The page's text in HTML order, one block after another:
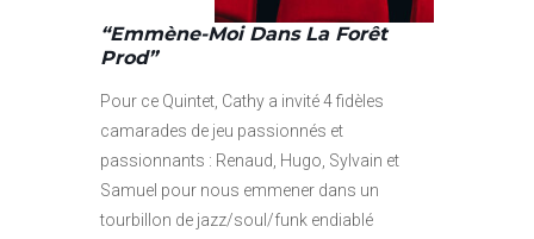
“Emmène-Moi Dans La Forêt
Prod”
Pour ce Quintet, Cathy a invité 4 fidèles
camarades de jeu passionnés et
passionnants : Renaud, Hugo, Sylvain et
Samuel pour nous emmener dans un
tourbillon de jazz/soul/funk endiablé